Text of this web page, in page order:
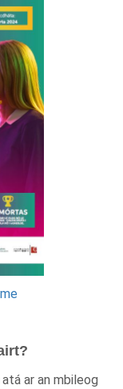
ar an mbileog